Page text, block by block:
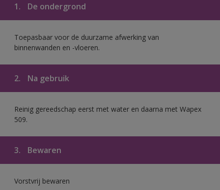
1. De ondergrond
Toepasbaar voor de duurzame afwerking van
binnenwanden en -vloeren.
2. Na gebruik
Reinig gereedschap eerst met water en daarna met Wapex
509.
3. Bewaren
Vorstvrij bewaren